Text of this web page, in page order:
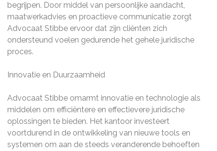
begrijpen. Door middel van persoonlijke aandacht,
maatwerkadvies en proactieve communicatie zorgt
Advocaat Stibbe ervoor dat zijn cliënten zich
ondersteund voelen gedurende het gehele juridische
proces.
Innovatie en Duurzaamheid
Advocaat Stibbe omarmt innovatie en technologie als
middelen om efficiëntere en effectievere juridische
oplossingen te bieden. Het kantoor investeert
voortdurend in de ontwikkeling van nieuwe tools en
systemen om aan de steeds veranderende behoeften